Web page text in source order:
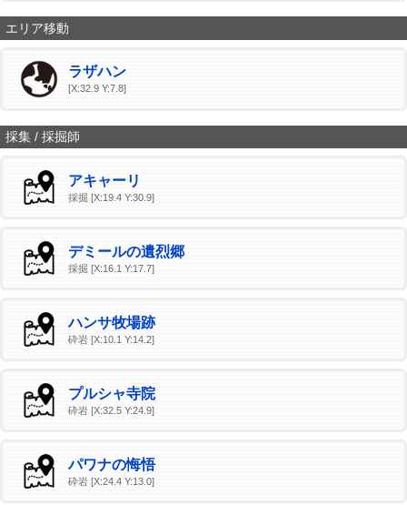
エリア移動
ラザハン
[X:32.9 Y:7.8]
採集 / 採掘師
アキャーリ
採掘 [X:19.4 Y:30.9]
デミールの遺烈郷
採掘 [X:16.1 Y:17.7]
ハンサ牧場跡
砕岩 [X:10.1 Y:14.2]
プルシャ寺院
砕岩 [X:32.5 Y:24.9]
パワナの悔悟
砕岩 [X:24.4 Y:13.0]